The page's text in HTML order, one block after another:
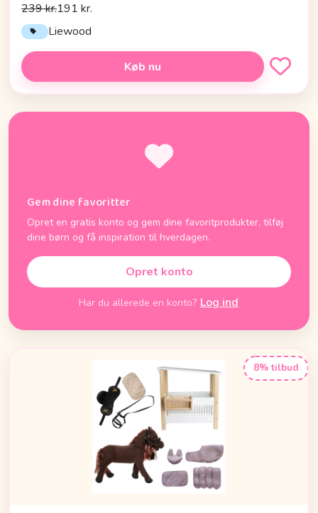
239 kr.191 kr.
Liewood
Køb nu
Gem dine favoritter
Opret en gratis konto og gem dine favoritprodukter, tilføj
dine børn og få inspiration til hverdagen.
Opret konto
Har du allerede en konto? Log ind
8% tilbud